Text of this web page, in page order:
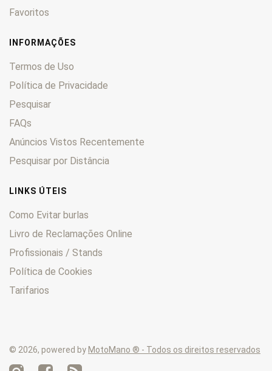
Favoritos
INFORMAÇÕES
Termos de Uso
Política de Privacidade
Pesquisar
FAQs
Anúncios Vistos Recentemente
Pesquisar por Distância
LINKS ÚTEIS
Como Evitar burlas
Livro de Reclamações Online
Profissionais / Stands
Política de Cookies
Tarifarios
© 2026, powered by MotoMano ® - Todos os direitos reservados